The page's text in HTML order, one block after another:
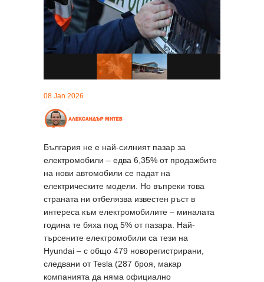
08 Jan 2026
България не е най-силният пазар за
електромобили – едва 6,35% от продажбите
на нови автомобили се падат на
електрическите модели. Но въпреки това
страната ни отбелязва известен ръст в
интереса към електромобилите – миналата
година те бяха под 5% от пазара. Най-
търсените електромобили са тези на
Hyundai – с общо 479 новорегистрирани,
следвани от Tesla (287 броя, макар
компанията да няма официално